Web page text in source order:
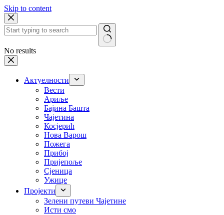
Skip to content
No results
Актуелности
Вести
Ариље
Бајина Башта
Чајетина
Косјерић
Нова Варош
Пожега
Прибој
Пријепоље
Сјеница
Ужице
Пројекти
Зелени путеви Чајетине
Исти смо